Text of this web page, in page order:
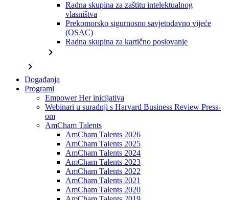
Radna skupina za zaštitu intelektualnog
vlasništva
Prekomorsko sigurnosno savjetodavno vijeće
(OSAC)
Radna skupina za kartično poslovanje
chevron_right
chevron_right
Događanja
Programi
Empower Her inicijativa
Webinari u suradnji s Harvard Business Review Press-
om
AmCham Talents
AmCham Talents 2026
AmCham Talents 2025
AmCham Talents 2024
AmCham Talents 2023
AmCham Talents 2022
AmCham Talents 2021
AmCham Talents 2020